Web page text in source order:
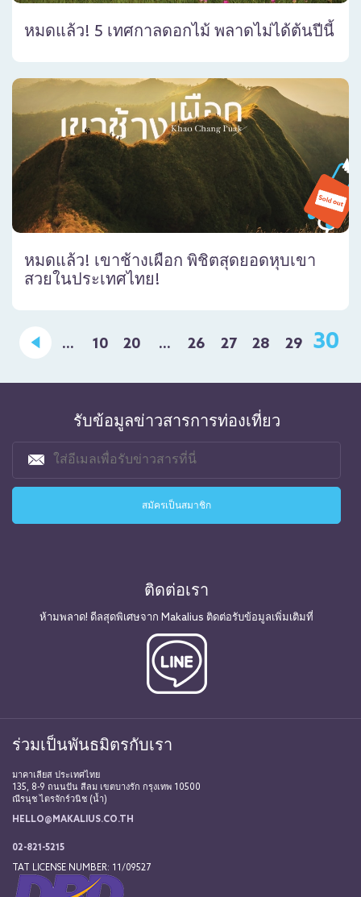
หมดแล้ว! 5 เทศกาลดอกไม้ พลาดไม่ได้ต้นปีนี้
หมดแล้ว! เขาช้างเผือก พิชิตสุดยอดหุบเขา
สวยในประเทศไทย!
... 10 20 ... 26 27 28 29 30
รับข้อมูลข่าวสารการท่องเที่ยว
ติดต่อเรา
ห้ามพลาด! ดีลสุดพิเศษจาก Makalius ติดต่อรับข้อมูลเพิ่มเติมที่
ร่วมเป็นพันธมิตรกับเรา
มาคาเลียส ประเทศไทย
135, 8-9 ถนนปัน สีลม เขตบางรัก กรุงเทพ 10500
ณีรนุช ไตรจักร์วนิช (น้ำ)
HELLO@MAKALIUS.CO.TH
02-821-5215
TAT LICENSE NUMBER: 11/09527